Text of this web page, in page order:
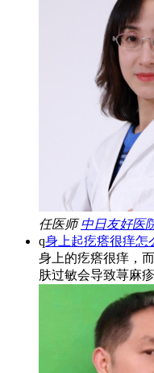
任医师 中日友好医
q身上起疙瘩很痒怎
身上的疙瘩很痒，
肤过敏会导致荨麻